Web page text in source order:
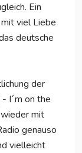
Ein
viel Liebe
deutsche
der
I´m on the
mit
genauso
vielleicht